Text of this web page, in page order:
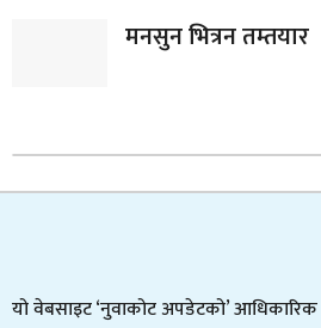
मनसुन भित्रन तम्तयार
यो वेबसाइट ‘नुवाकोट अपडेटको’ आधिकारिक